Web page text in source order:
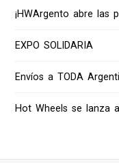
¡HWArgento abre las
EXPO SOLIDARIA
Envíos a TODA
Hot Wheels se lanza